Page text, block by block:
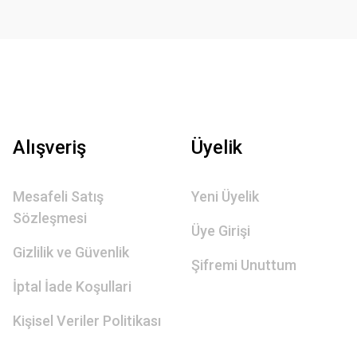
Alışveriş
Mesafeli Satış
Sözleşmesi
Gizlilik ve Güvenlik
İptal İade Koşullari
Kişisel Veriler Politikası
Üyelik
Yeni Üyelik
Üye Girişi
Şifremi Unuttum